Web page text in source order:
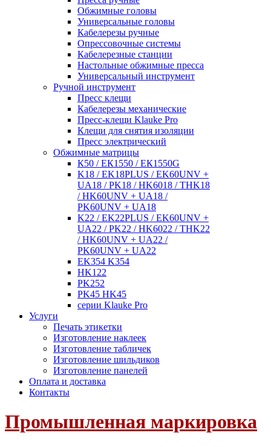
Обжимные головы
Универсальные головы
Кабелерезы ручные
Опрессовочные системы
Кабелерезные станции
Настольные обжимные пресса
Универсальный инструмент
Ручной инструмент
Пресс клещи
Кабелерезы механические
Пресс-клещи Klauke Pro
Клещи для снятия изоляции
Пресс электрический
Обжимные матрицы
К50 / ЕК1550 / ЕК1550G
K18 / EK18PLUS / EK60UNV +
UA18 / PK18 / HK6018 / THK18
/ HK60UNV + UA18 /
PK60UNV + UA18
K22 / EK22PLUS / EK60UNV +
UA22 / PK22 / HK6022 / THK22
/ HK60UNV + UA22 /
PK60UNV + UA22
EK354 K354
HK122
PK252
PK45 HK45
серии Klauke Pro
Услуги
Печать этикетки
Изготовление наклеек
Изготовление табличек
Изготовление шильдиков
Изготовление панелей
Оплата и доставка
Контакты
Промышленная маркировка